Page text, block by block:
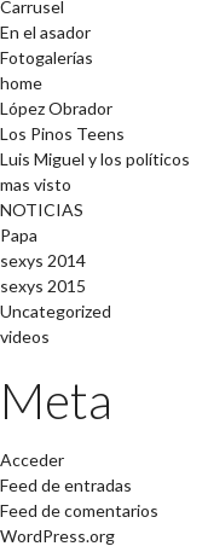
Carrusel
En el asador
Fotogalerías
home
López Obrador
Los Pinos Teens
Luis Miguel y los políticos
mas visto
NOTICIAS
Papa
sexys 2014
sexys 2015
Uncategorized
videos
Meta
Acceder
Feed de entradas
Feed de comentarios
WordPress.org